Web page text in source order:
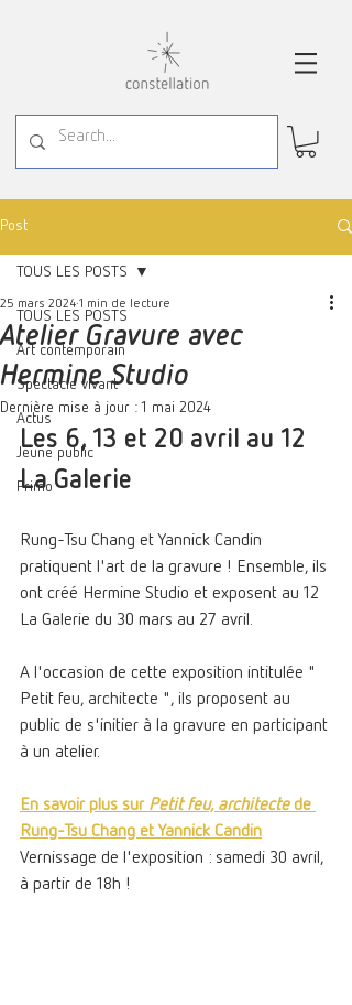
Post
TOUS LES POSTS
Art contemporain
Spectacle vivant
Actus
Jeune public
Primo
TOUS LES POSTS
Atelier Gravure avec
Hermine Studio
25 mars 2024 1 min de lecture
Dernière mise à jour : 1 mai 2024
Les 6, 13 et 20 avril au 12
La Galerie
Rung-Tsu Chang et Yannick Candin
pratiquent l'art de la gravure ! Ensemble, ils
ont créé Hermine Studio et exposent au 12
La Galerie du 30 mars au 27 avril.
A l'occasion de cette exposition intitulée "
Petit feu, architecte ", ils proposent au
public de s'initier à la gravure en participant
à un atelier.
En savoir plus sur Petit feu, architecte de
Rung-Tsu Chang et Yannick Candin
Vernissage de l'exposition : samedi 30 avril,
à partir de 18h !